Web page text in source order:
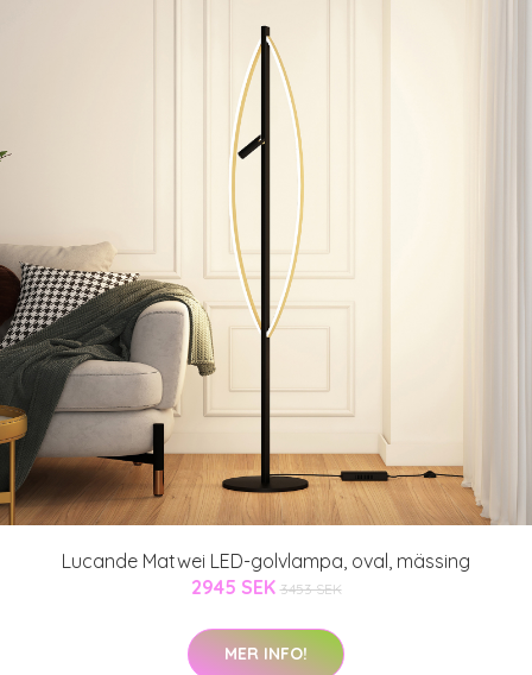
Lucande Matwei LED-golvlampa, oval, mässing
2945 SEK 3453 SEK
MER INFO!